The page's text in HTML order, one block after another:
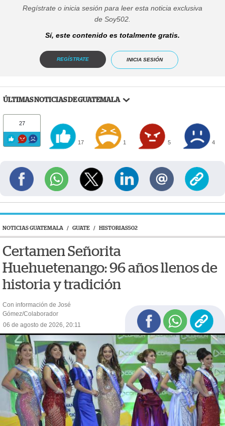
Regístrate o inicia sesión para leer esta noticia exclusiva
de Soy502.
Sí, este contenido es totalmente gratis.
REGÍSTRATE INICIA SESIÓN
ÚLTIMAS NOTICIAS DE GUATEMALA
27
17 1 5 4
NOTICIAS GUATEMALA / GUATE / HISTORIAS502
Certamen Señorita
Huehuetenango: 96 años llenos de
historia y tradición
Con información de José
Gómez/Colaborador
06 de agosto de 2026, 20:11